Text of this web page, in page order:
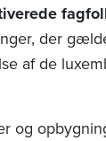
der
af de
og